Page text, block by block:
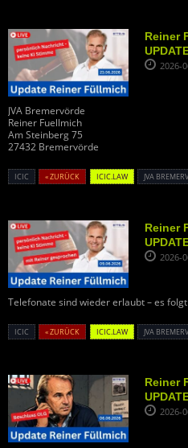
Reiner
2026-
JVA Bremervörde
Reiner Fuellmich
Am Steinberg 75
27432 Bremervörde
ICIC « ZURÜCK ICIC.LAW JVA
Reiner
2026-
Telefonate sind wieder erlaubt – es
ICIC « ZURÜCK ICIC.LAW JVA
Reiner
2026-